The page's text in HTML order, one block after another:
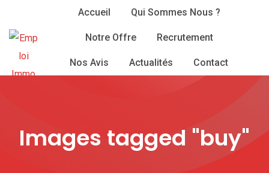
content
Accueil Qui Sommes Nous ?
Notre Offre Recrutement
Nos Avis Actualités Contact
Images tagged "buy"